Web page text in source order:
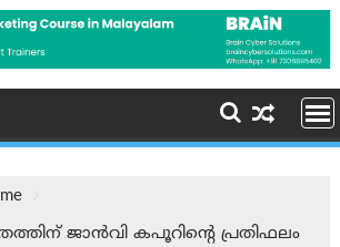
ജാൻവി കപൂറിന്റെ പ്രതിഫലം